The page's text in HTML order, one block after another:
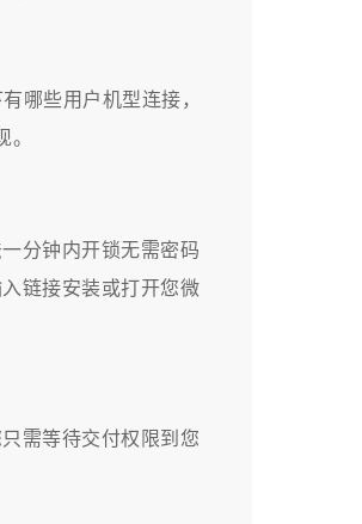
哪些用户机型连接，
分钟内开锁无需密码
链接安装或打开您微
需等待交付权限到您